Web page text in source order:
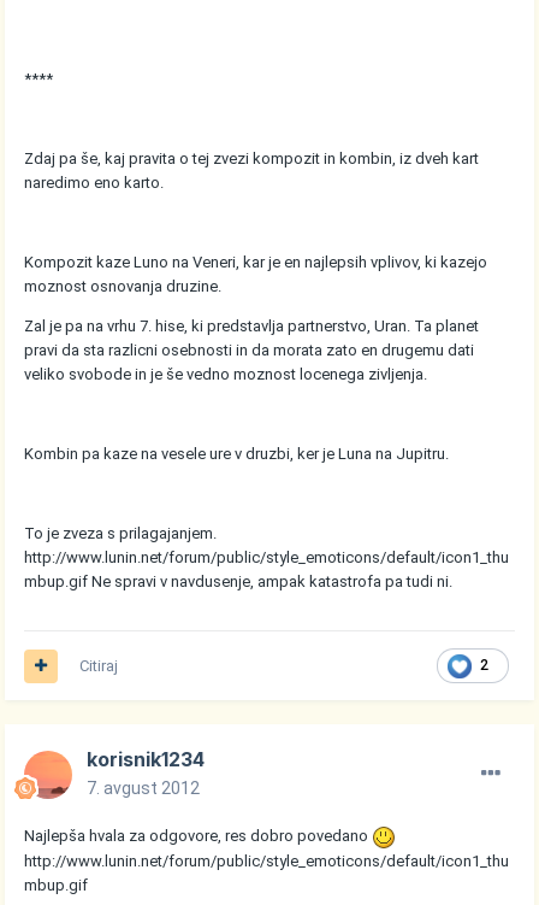
****
Zdaj pa še, kaj pravita o tej zvezi kompozit in kombin, iz dveh kart
naredimo eno karto.
Kompozit kaze Luno na Veneri, kar je en najlepsih vplivov, ki kazejo
moznost osnovanja druzine.
Zal je pa na vrhu 7. hise, ki predstavlja partnerstvo, Uran. Ta planet
pravi da sta razlicni osebnosti in da morata zato en drugemu dati
veliko svobode in je še vedno moznost locenega zivljenja.
Kombin pa kaze na vesele ure v druzbi, ker je Luna na Jupitru.
To je zveza s prilagajanjem.
http://www.lunin.net/forum/public/style_emoticons/default/icon1_thu
mbup.gif Ne spravi v navdusenje, ampak katastrofa pa tudi ni.
2
Citiraj
korisnik1234
7. avgust 2012
Najlepša hvala za odgovore, res dobro povedano
http://www.lunin.net/forum/public/style_emoticons/default/icon1_thu
mbup.gif